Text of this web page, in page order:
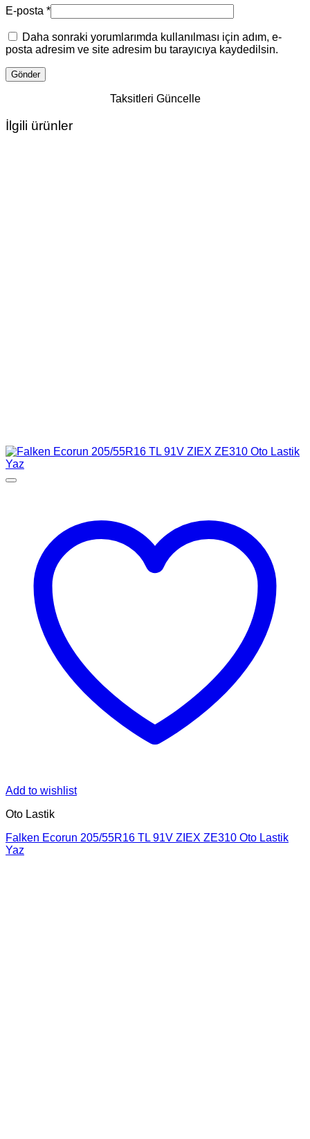
E-posta *
Daha sonraki yorumlarımda kullanılması için adım, e-
posta adresim ve site adresim bu tarayıcıya kaydedilsin.
Taksitleri Güncelle
İlgili ürünler
Add to wishlist
Oto Lastik
Falken Ecorun 205/55R16 TL 91V ZIEX ZE310 Oto Lastik
Yaz